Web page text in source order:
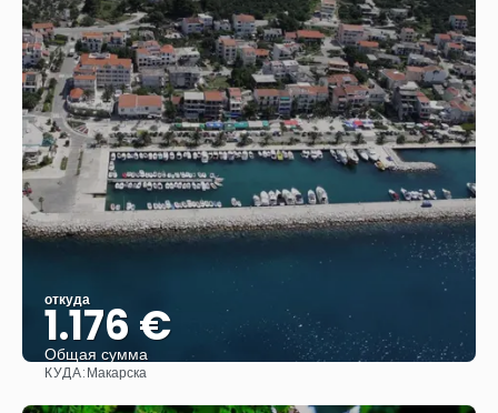
откуда
1.176 €
Общая сумма
КУДА:Макарска